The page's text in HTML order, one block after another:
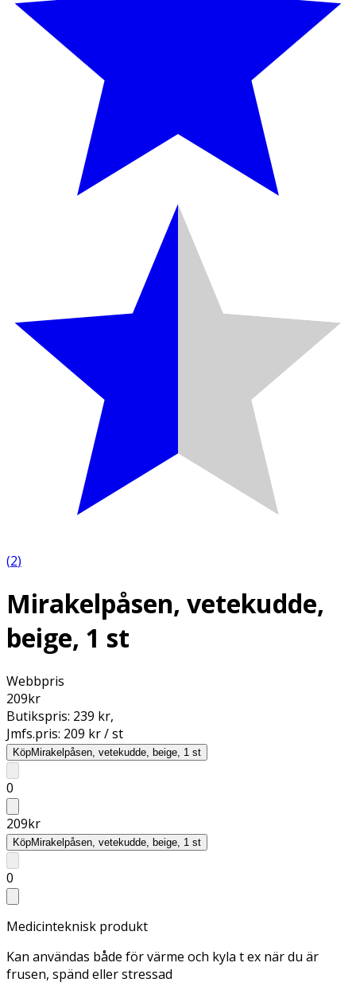
(2)
Mirakelpåsen, vetekudde,
beige, 1 st
Webbpris
209kr
Butikspris: 239 kr,
Jmfs.pris: 209 kr / st
KöpMirakelpåsen, vetekudde, beige, 1 st
0
209kr
KöpMirakelpåsen, vetekudde, beige, 1 st
0
Medicinteknisk produkt
Kan användas både för värme och kyla t ex när du är
frusen, spänd eller stressad